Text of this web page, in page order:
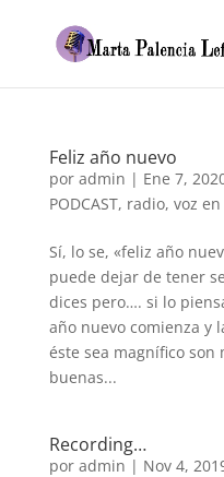
Feliz año nuevo
por admin | Ene 7,
PODCAST, radio, voz
Sí, lo se, «feliz año
puede dejar de tener
dices pero…. si lo
año nuevo comienza y
éste sea magnífico son
buenas...
Recording…
por admin | Nov 4,